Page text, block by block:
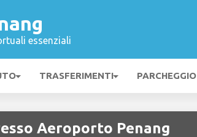
essenziali
TRASFERIMENTI PARCHEGGIO
Aeroporto Penang